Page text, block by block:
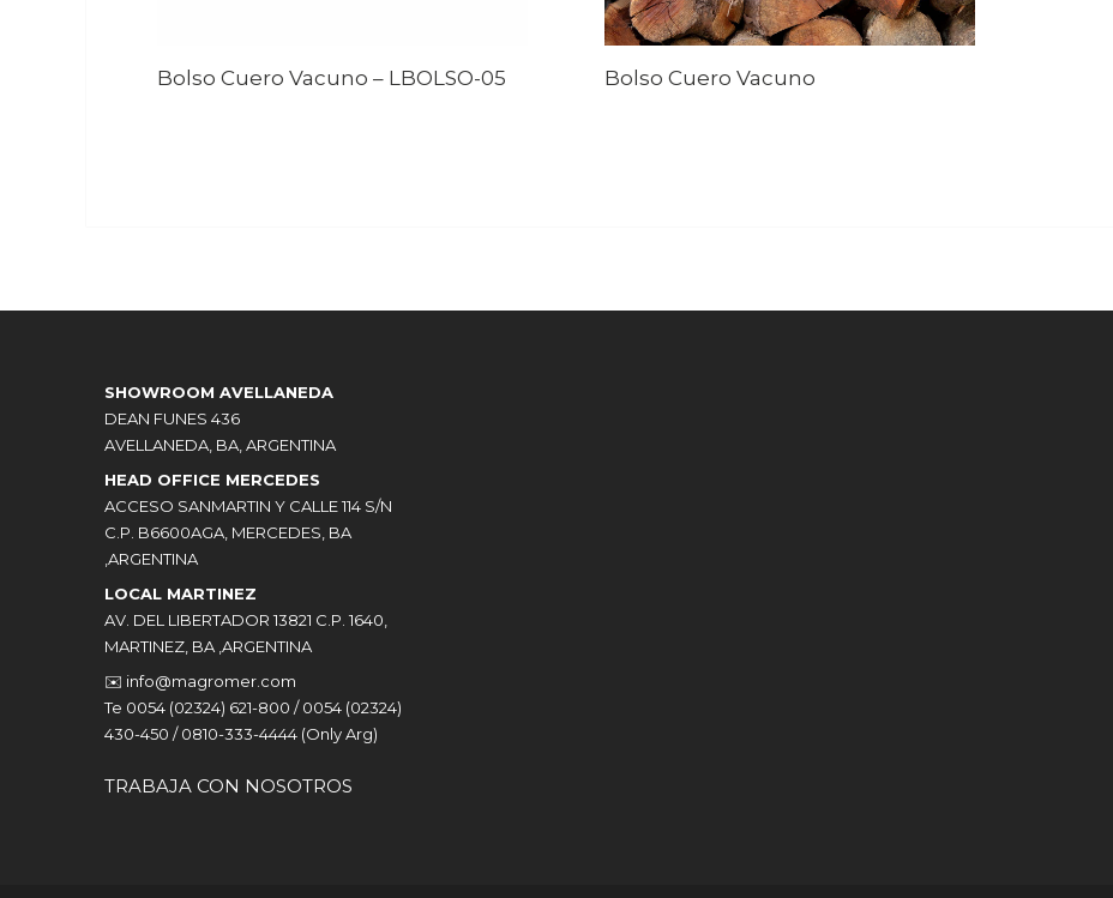
Bolso Cuero Vacuno – LBOLSO-05 Bolso Cuero Vacuno
SHOWROOM AVELLANEDA
DEAN FUNES 436
AVELLANEDA, BA, ARGENTINA
HEAD OFFICE MERCEDES
ACCESO SANMARTIN Y CALLE 114 S/N
C.P. B6600AGA, MERCEDES, BA
,ARGENTINA
LOCAL MARTINEZ
AV. DEL LIBERTADOR 13821 C.P. 1640,
MARTINEZ, BA ,ARGENTINA
✉️ info@magromer.com
Te 0054 (02324) 621-800 / 0054 (02324)
430-450 / 0810-333-4444 (Only Arg)
TRABAJA CON NOSOTROS